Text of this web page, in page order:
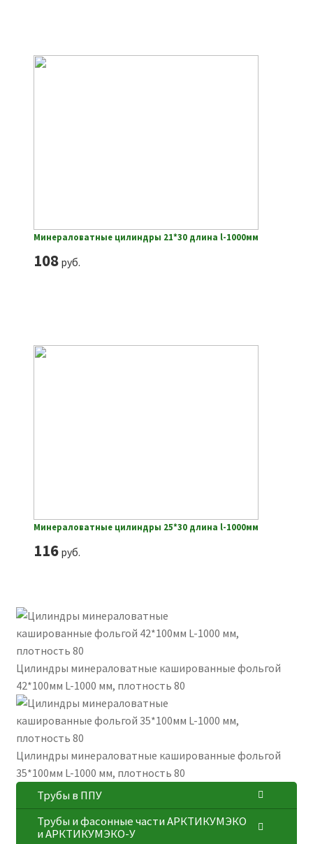
Минераловатные цилиндры 21*30 длина l-1000мм
108руб.
Минераловатные цилиндры 25*30 длина l-1000мм
116руб.
Цилиндры минераловатные кашированные фольгой
42*100мм L-1000 мм, плотность 80
Цилиндры минераловатные кашированные фольгой
35*100мм L-1000 мм, плотность 80
Трубы в ППУ
Трубы и фасонные части АРКТИКУМЭКО
и АРКТИКУМЭКО-У